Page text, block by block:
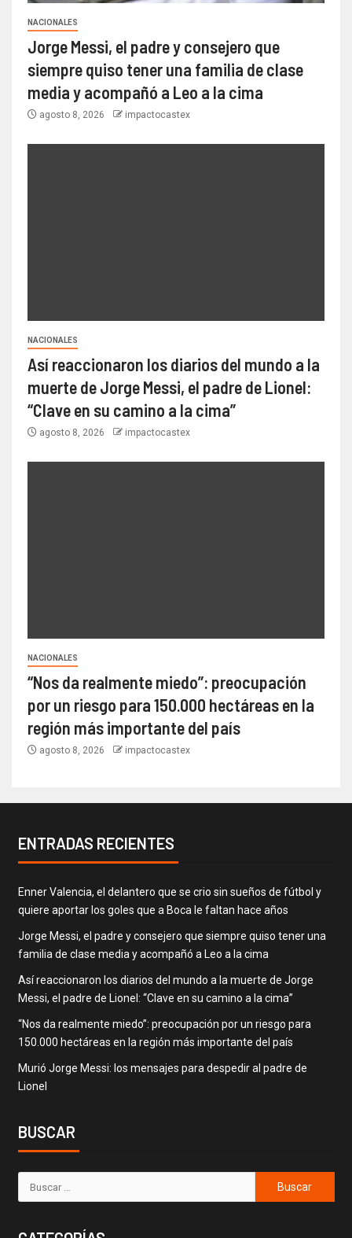
NACIONALES
Jorge Messi, el padre y consejero que
siempre quiso tener una familia de clase
media y acompañó a Leo a la cima
agosto 8, 2026 impactocastex
NACIONALES
Así reaccionaron los diarios del mundo a la
muerte de Jorge Messi, el padre de Lionel:
“Clave en su camino a la cima”
agosto 8, 2026 impactocastex
NACIONALES
“Nos da realmente miedo”: preocupación
por un riesgo para 150.000 hectáreas en la
región más importante del país
agosto 8, 2026 impactocastex
ENTRADAS RECIENTES
Enner Valencia, el delantero que se crio sin sueños de fútbol y
quiere aportar los goles que a Boca le faltan hace años
Jorge Messi, el padre y consejero que siempre quiso tener una
familia de clase media y acompañó a Leo a la cima
Así reaccionaron los diarios del mundo a la muerte de Jorge
Messi, el padre de Lionel: “Clave en su camino a la cima”
“Nos da realmente miedo”: preocupación por un riesgo para
150.000 hectáreas en la región más importante del país
Murió Jorge Messi: los mensajes para despedir al padre de
Lionel
BUSCAR